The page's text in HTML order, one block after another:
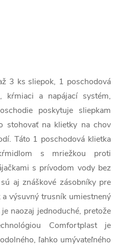
3 ks sliepok, 1 poschodová
kŕmiaci a napájací systém,
poskytuje sliepkam
stohovať na klietky na chov
Táto 1 poschodová klietka
s mriežkou proti
s prívodom vody bez
aj znáškové zásobníky pre
výsuvný trusník umiestnený
naozaj jednoduché, pretože
Comfortplast je
ľahko umývateľného